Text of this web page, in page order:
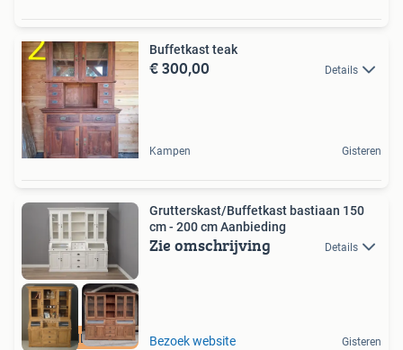
Buffetkast teak
€ 300,00 Details
Kampen Gisteren
AANBIEDING
Grutterskast/Buffetkast bastiaan 150
cm - 200 cm Aanbieding
Zie omschrijving Details
Bezoek website Gisteren